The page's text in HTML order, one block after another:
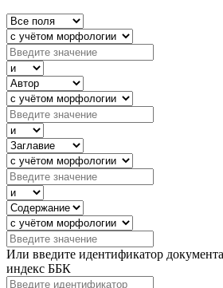
Или введите идентификатор
индекс ББК